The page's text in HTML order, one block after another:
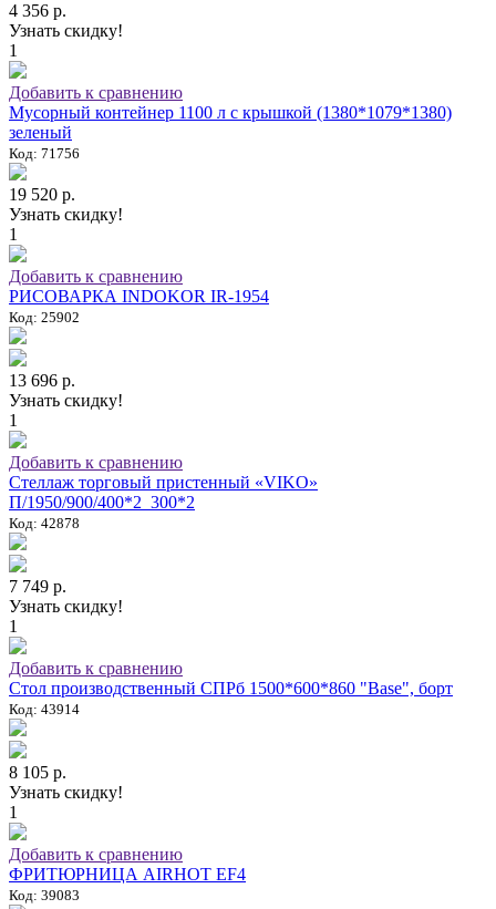
4 356 р.
Узнать скидку!
1
Добавить к сравнению
Мусорный контейнер 1100 л с крышкой (1380*1079*1380)
зеленый
Код: 71756
19 520 р.
Узнать скидку!
1
Добавить к сравнению
РИСОВАРКА INDOKOR IR-1954
Код: 25902
13 696 р.
Узнать скидку!
1
Добавить к сравнению
Стеллаж торговый пристенный «VIKO»
П/1950/900/400*2_300*2
Код: 42878
7 749 р.
Узнать скидку!
1
Добавить к сравнению
Стол производственный СПРб 1500*600*860 "Base", борт
Код: 43914
8 105 р.
Узнать скидку!
1
Добавить к сравнению
ФРИТЮРНИЦА AIRHOT EF4
Код: 39083